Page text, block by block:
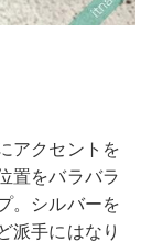
アクセントを
置をバラバラ
。シルバーを
派手にはなり